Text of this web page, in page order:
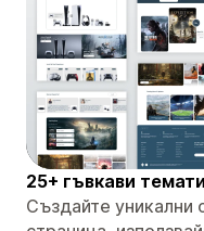
25+ гъвкави
Създайте уникални